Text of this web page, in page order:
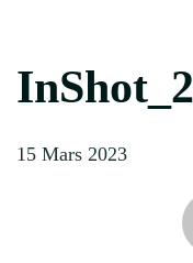
15 Mars 2023